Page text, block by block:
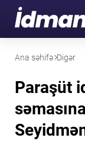
Ana səhifə Digər
Paraşüt